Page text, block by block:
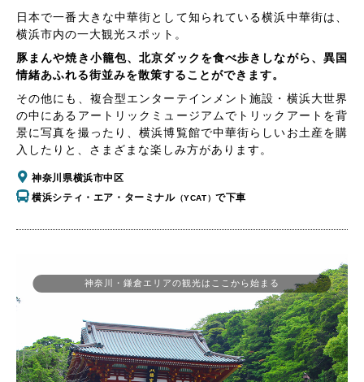
日本で一番大きな中華街として知られている横浜中華街は、
横浜市内の一大観光スポット。
豚まんや焼き小籠包、北京ダックを食べ歩きしながら、異国
情緒あふれる街並みを散策することができます。
その他にも、複合型エンターテインメント施設・横浜大世界
の中にあるアートリックミュージアムでトリックアートを背
景に写真を撮ったり、横浜博覧館で中華街らしいお土産を購
入したりと、さまざまな楽しみ方があります。
神奈川県横浜市中区
横浜シティ・エア・ターミナル（YCAT）で下車
神奈川・鎌倉エリアの観光はここから始まる